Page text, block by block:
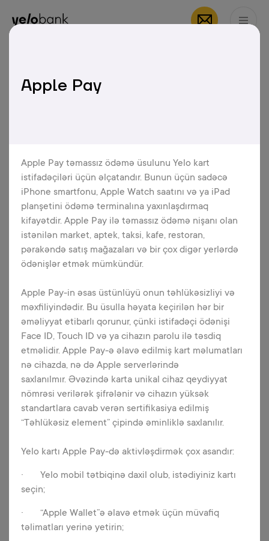
Apple Pay
Apple Pay təmassız ödəmə üsulunu Yelo kart
istifadəçiləri üçün əlçatandır. Bunun üçün sadəcə
iPhone smartfonu, Apple Watch saatını və ya iPad
planşetini ödəmə terminalına yaxınlaşdırmaq
kifayətdir. Apple Pay ilə təmassız ödəmə nişanı olan
istənilən market, aptek, taksi, kafe, restoran,
pərakəndə satış mağazaları və bir çox digər yerlərdə
ödənişlər etmək mümkündür.
Apple Pay-in əsas üstünlüyü onun təhlükəsizliyi və
məxfiliyindədir. Bu üsulla həyata keçirilən hər bir
əməliyyat etibarlı qorunur, çünki istifadəçi ödənişi
Face ID, Touch ID və ya cihazın parolu ilə təsdiq
etməlidir. Apple Pay-ə əlavə edilmiş kart məlumatları
nə cihazda, nə də Apple serverlərində
saxlanılmır. Əvəzində karta unikal cihaz qeydiyyat
nömrəsi verilərək şifrələnir və cihazın yüksək
standartlara cavab verən sertifikasiya edilmiş
“Təhlükəsiz element” çipində əminliklə saxlanılır.
Yelo kartı Apple Pay-də aktivləşdirmək çox asandır:
· Yelo mobil tətbiqinə daxil olub, istədiyiniz kartı
seçin;
· “Apple Wallet”ə əlavə etmək üçün müvafiq
təlimatları yerinə yetirin;
Fərdi Biznes
yaradılan, Androidvə Wear OSəməliyyat
sistemli cihazlarda keçərli olan çevik,
rahat və təhlükəsiz ödəmə üsuludur.
Daha ətraflı
Apple Pay
Yelo kart sahibləri Apple Pay vasitəsilə
alış-verişlərini çox rahat və təmassız
şəkildə həyata keçirə bilərlər.
Daha ətraflı
Onlayn PIN SET